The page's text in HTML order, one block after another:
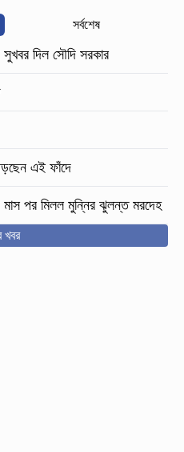
সর্বশেষ
সুখবর দিল সৌদি সরকার
এই ফাঁদে
মাস পর মিলল মুন্নির ঝুলন্ত মরদেহ
খবর